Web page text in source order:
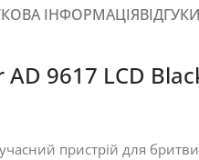
ІНФОРМАЦІЯ
9617 LCD
пристрій для